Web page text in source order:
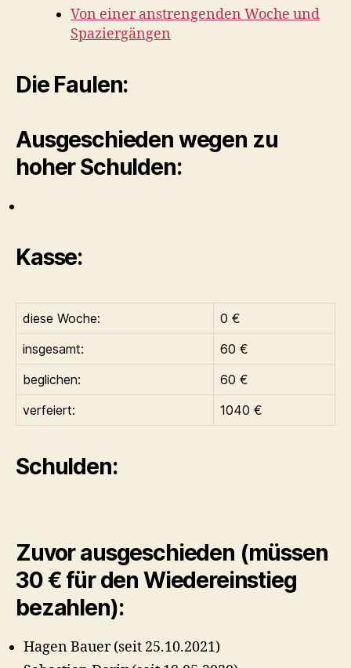
Von einer anstrengenden Woche und
Spaziergängen
Die Faulen:
Ausgeschieden wegen zu
hoher Schulden:
Kasse:
diese Woche:
0 €
insgesamt:
60 €
beglichen:
60 €
verfeiert:
1040 €
Schulden:
Zuvor ausgeschieden (müssen
30 € für den Wiedereinstieg
bezahlen):
Hagen Bauer (seit 25.10.2021)